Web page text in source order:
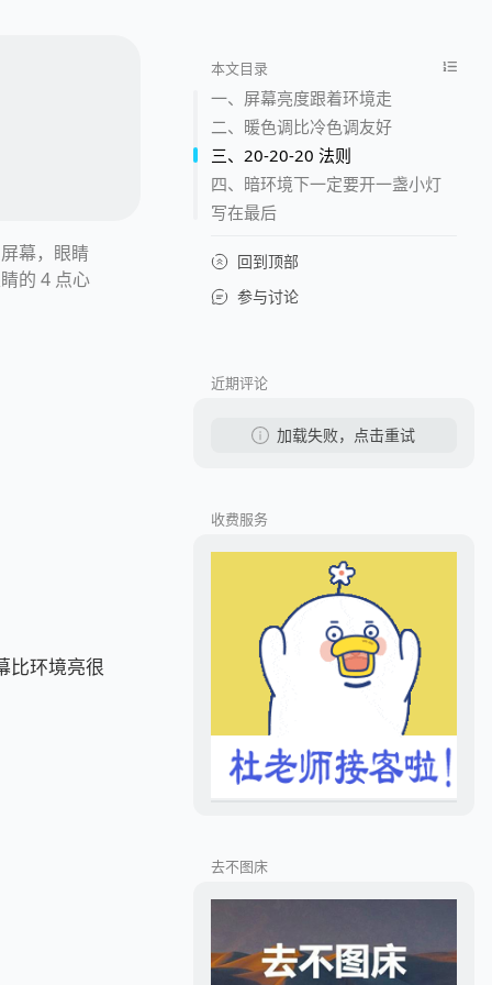
幕，眼睛
的 4 点心
比环境亮很
本文目录
一、屏幕亮度跟着环境走
二、暖色调比冷色调友好
三、20-20-20 法则
四、暗环境下一定要开一盏小灯
写在最后
回到顶部
参与讨论
近期评论
加载失败，点击重试
收费服务
去不图床